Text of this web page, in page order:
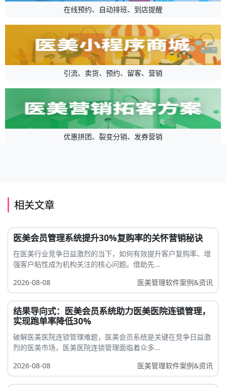
在线预约、自动排班、到店提醒
引流、卖货、预约、留客、营销
优惠拼团、裂变分销、发券营销
相关文章
医美会员管理系统提升30%复购率的关怀营销秘诀
在医美行业竞争日益激烈的当下，如何有效提升客户复购率、增
强客户粘性成为机构关注的核心问题。借助先...
2026-08-08
医美管理软件案例&资讯
结果导向式：医美会员系统助力医美医院连锁管理，
实现跑单率降低30%
破解医美医院连锁管理难题，医美会员系统是关键在竞争日益激
烈的医美市场，医美医院连锁管理面临着众多...
2026-08-08
医美管理软件案例&资讯